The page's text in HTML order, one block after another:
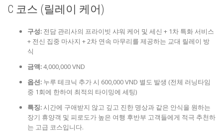
C 코스 (릴레이 케어)
구성: 전담 관리사의 프라이빗 샤워 케어 및 세신 + 1차 특화 서비스
+ 전신 집중 마사지 + 2차 연속 마무리를 제공하는 교대 릴레이 방
식
금액:4,000,000 VND
옵션: 누루 테크닉 추가 시 600,000 VND 별도 발생 (전체 러닝타임
중 1회에 한하여 최적의 타이밍에 세팅)
특징:시간에 구애받지 않고 깊고 진한 명상과 같은 안식을 원하는
장기 휴양객 및 피로도가 높은 여행 후반부 고객들에게 적극 추천하
는 고급 코스입니다.